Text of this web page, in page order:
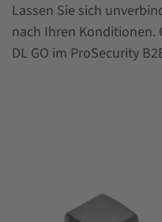
Lassen Sie sich
nach Ihren Konditionen.
DL GO im ProSecurity